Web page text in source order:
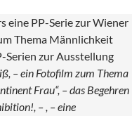
eine PP-Serie zur Wiener
Thema Männlichkeit
Serien zur Ausstellung
– ein Fotofilm zum Thema
Frau“, – das Begehren
– , – eine